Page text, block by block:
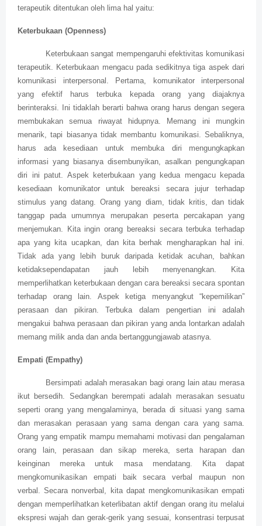
terapeutik ditentukan oleh lima hal yaitu:
Keterbukaan (Openness)
Keterbukaan sangat mempengaruhi efektivitas komunikasi
terapeutik. Keterbukaan mengacu pada sedikitnya tiga aspek dari
komunikasi interpersonal. Pertama, komunikator interpersonal
yang efektif harus terbuka kepada orang yang diajaknya
berinteraksi. Ini tidaklah berarti bahwa orang harus dengan segera
membukakan semua riwayat hidupnya. Memang ini mungkin
menarik, tapi biasanya tidak membantu komunikasi. Sebaliknya,
harus ada kesediaan untuk membuka diri mengungkapkan
informasi yang biasanya disembunyikan, asalkan pengungkapan
diri ini patut. Aspek keterbukaan yang kedua mengacu kepada
kesediaan komunikator untuk bereaksi secara jujur terhadap
stimulus yang datang. Orang yang diam, tidak kritis, dan tidak
tanggap pada umumnya merupakan peserta percakapan yang
menjemukan. Kita ingin orang bereaksi secara terbuka terhadap
apa yang kita ucapkan, dan kita berhak mengharapkan hal ini.
Tidak ada yang lebih buruk daripada ketidak acuhan, bahkan
ketidaksependapatan jauh lebih menyenangkan. Kita
memperlihatkan keterbukaan dengan cara bereaksi secara spontan
terhadap orang lain. Aspek ketiga menyangkut “kepemilikan”
perasaan dan pikiran. Terbuka dalam pengertian ini adalah
mengakui bahwa perasaan dan pikiran yang anda lontarkan adalah
memang milik anda dan anda bertanggungjawab atasnya.
Empati (Empathy)
Bersimpati adalah merasakan bagi orang lain atau merasa
ikut bersedih. Sedangkan berempati adalah merasakan sesuatu
seperti orang yang mengalaminya, berada di situasi yang sama
dan merasakan perasaan yang sama dengan cara yang sama.
Orang yang empatik mampu memahami motivasi dan pengalaman
orang lain, perasaan dan sikap mereka, serta harapan dan
keinginan mereka untuk masa mendatang. Kita dapat
mengkomunikasikan empati baik secara verbal maupun non
verbal. Secara nonverbal, kita dapat mengkomunikasikan empati
dengan memperlihatkan keterlibatan aktif dengan orang itu melalui
ekspresi wajah dan gerak-gerik yang sesuai, konsentrasi terpusat